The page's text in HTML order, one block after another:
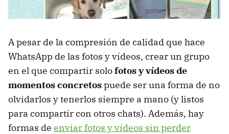
A pesar de la compresión de calidad que hace
WhatsApp de las fotos y vídeos, crear un grupo
en el que compartir solofotos y vídeos de
momentos concretospuede ser una forma de no
olvidarlos y tenerlos siempre a mano (y listos
para compartir con otros chats). Además, hay
formas de enviar fotos y vídeos sin perder